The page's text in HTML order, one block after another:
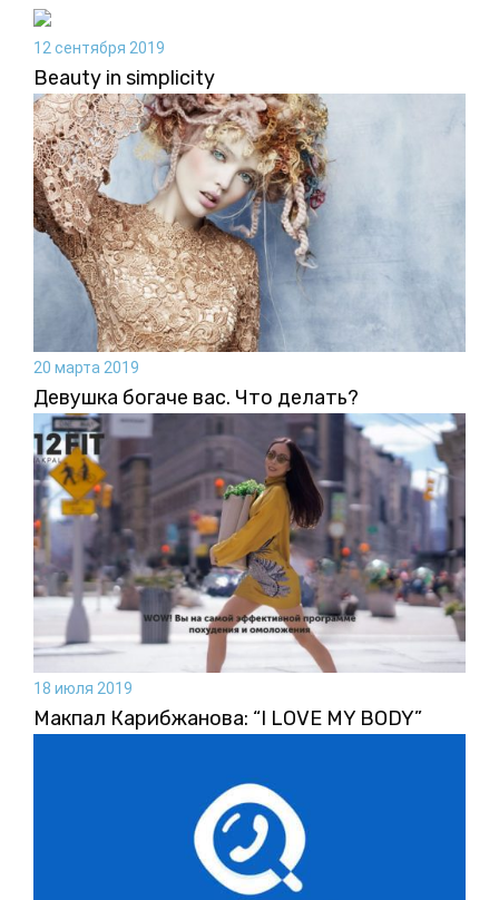
12 сентября 2019
Beauty in simplicity
20 марта 2019
Девушка богаче вас. Что делать?
18 июля 2019
Макпал Карибжанова: “I LOVE MY BODY”